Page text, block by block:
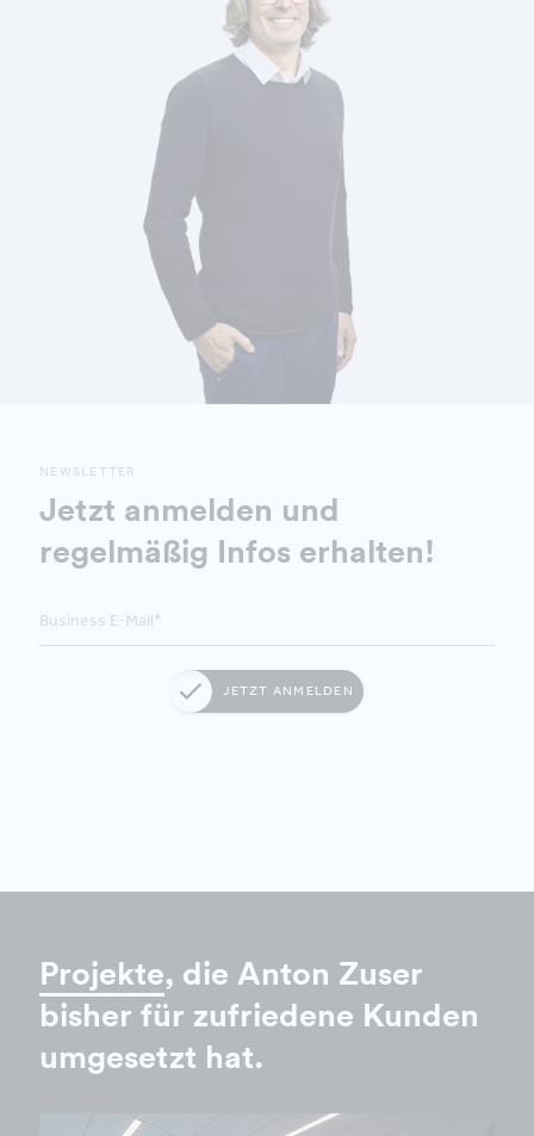
NEWSLETTER
Jetzt anmelden und
regelmäßig Infos erhalten!
JETZT ANMELDEN
Projekte, die Anton Zuser
bisher für zufriedene Kunden
umgesetzt hat.